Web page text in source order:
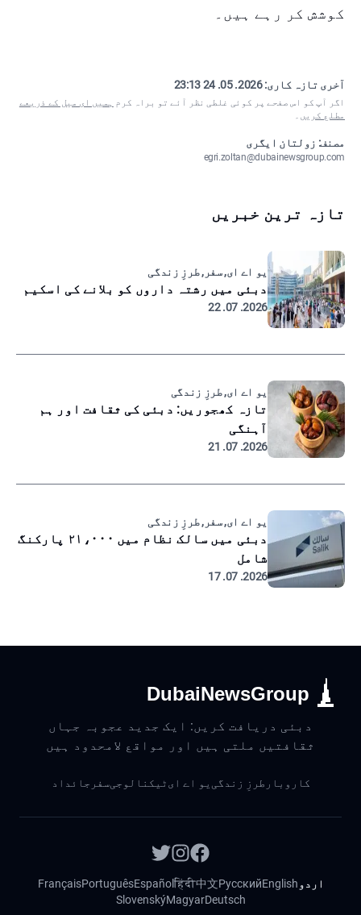
کوشش کر رہے ہیں۔
آخری تازہ کاری:2026. 05. 24 23:13
اگر آپ کو اس صفحے پر کوئی غلطی نظر آئے تو براہ کرم ہمیں ای میل کے ذریعے
مطلع کریں ۔
مصنف: زولتان ایگری
egri.zoltan@dubainewsgroup.com
تازہ ترین خبریں
یو اے ای, سفر, طرزِ زندگی
دبئی میں رشتہ داروں کو بلانے کی اسکیم
2026. 07. 22
یو اے ای, طرزِ زندگی
تازہ کھجوریں: دبئی کی ثقافت اور ہم
آہنگی
2026. 07. 21
یو اے ای, سفر, طرزِ زندگی
دبئی میں سالک نظام میں ۲۱،۰۰۰ پارکنگ
شامل
2026. 07. 17
DubaiNewsGroup
دبئی دریافت کریں: ایک جدید عجوبہ جہاں
ثقافتیں ملتی ہیں اور مواقع لامحدود ہیں
کاروبار طرزِ زندگی یو اے ایٹیکنالوجیسفر جائداد
اردو English
Русский
中文
हिंदी
Español
Português
Français
Deutsch
Magyar
Slovenský